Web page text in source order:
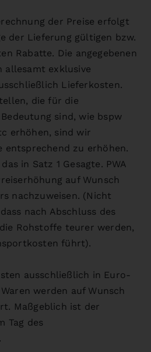
der Preise erfolgt
der Lieferung gültigen bzw.
Rabatte. Die angegebenen
allesamt exklusive
Lieferkosten.
die für die
sind, wie bspw
erhöhen, sind wir
entsprechend zu erhöhen.
in Satz 1 Gesagte. PWA
auf Wunsch
nachzuweisen. (Nicht
nach Abschluss des
Rohstoffe teurer werden,
führt).
ausschließlich in Euro-
werden auf Wunsch
Maßgeblich ist der
Tag des